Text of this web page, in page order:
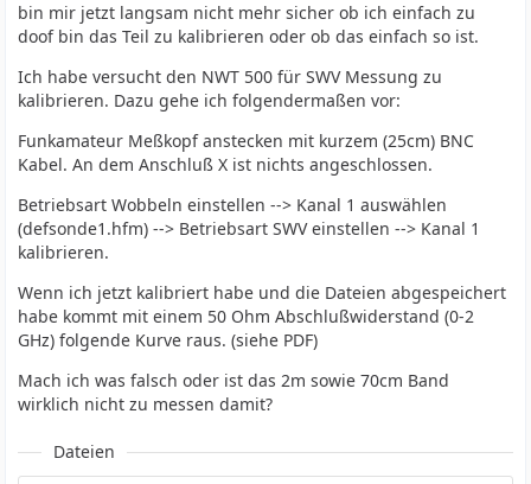
bin mir jetzt langsam nicht mehr sicher ob ich einfach zu
doof bin das Teil zu kalibrieren oder ob das einfach so ist.
Ich habe versucht den NWT 500 für SWV Messung zu
kalibrieren. Dazu gehe ich folgendermaßen vor:
Funkamateur Meßkopf anstecken mit kurzem (25cm) BNC
Kabel. An dem Anschluß X ist nichts angeschlossen.
Betriebsart Wobbeln einstellen --> Kanal 1 auswählen
(defsonde1.hfm) --> Betriebsart SWV einstellen --> Kanal 1
kalibrieren.
Wenn ich jetzt kalibriert habe und die Dateien abgespeichert
habe kommt mit einem 50 Ohm Abschlußwiderstand (0-2
GHz) folgende Kurve raus. (siehe PDF)
Mach ich was falsch oder ist das 2m sowie 70cm Band
wirklich nicht zu messen damit?
Dateien